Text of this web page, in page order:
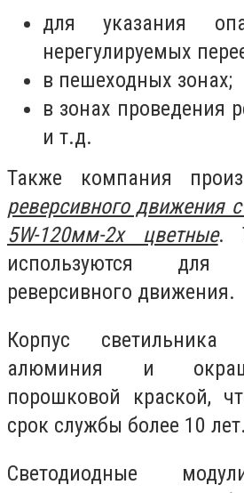
для указания
нерегулируемых
в пешеходных зонах;
в зонах проведения
и т.д.
Также компания
реверсивного движения
5W-120мм-2х цветные.
используются для
реверсивного движения.
Корпус
алюминия и
порошковой краской,
срок службы более 10 лет.
Светодиодные